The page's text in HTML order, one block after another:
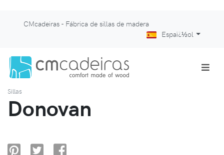
CMcadeiras - Fábrica de sillas de madera
Espaï¿½ol
Sillas
Donovan